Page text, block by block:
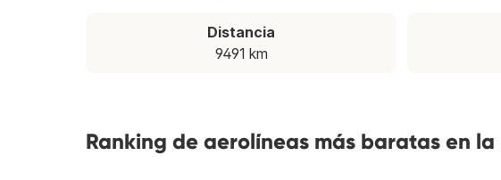
Distancia
9491 km
Ranking de aerolíneas más baratas en